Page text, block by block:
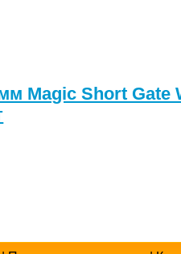
Magic Short Gate